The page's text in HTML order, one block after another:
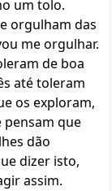
um tolo.
orgulham das
me orgulhar.
de boa
até toleram
os exploram,
pensam que
dão
dizer isto,
assim.